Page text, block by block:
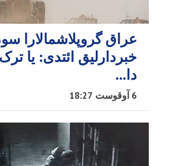
عراق گروپلاشمالارا
خبردارلیق ائتدی: یا
دا…
6 آوقوست 18:27